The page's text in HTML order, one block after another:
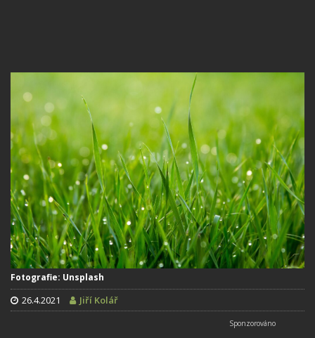
Fotografie: Unsplash
26.4.2021 Jiří Kolář